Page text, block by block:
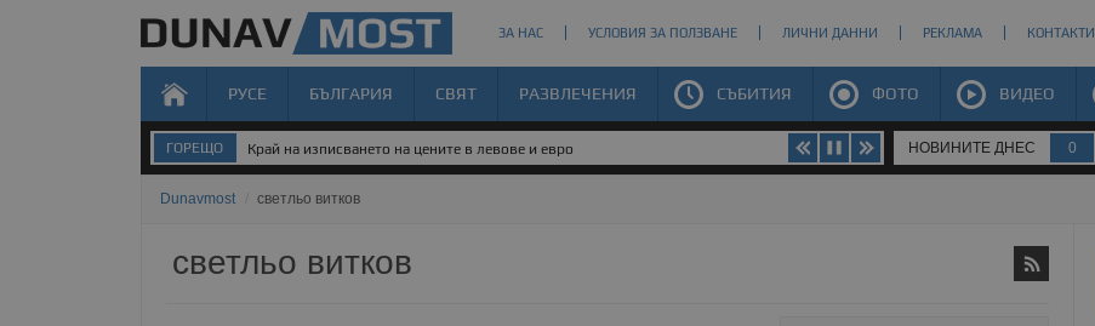
ЗА НАС УСЛОВИЯ ЗА ПОЛЗВАНЕ ЛИЧНИ ДАННИ РЕКЛАМА КОНТАКТИ
РУСЕ БЪЛГАРИЯ СВЯТ РАЗВЛЕЧЕНИЯ СЪБИТИЯ ФОТО ВИДЕО
ГОРЕЩО Край на изписването на цените в левове и евро НОВИНИТЕ ДНЕС 0
Dunavmost светльо витков
светльо витков